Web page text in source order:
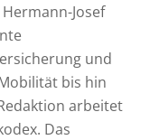
Josef
und
bis hin
arbeitet
Das